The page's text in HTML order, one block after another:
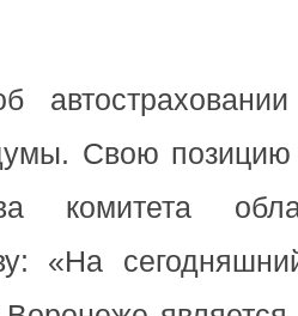
Свою позицию
комитета
«На